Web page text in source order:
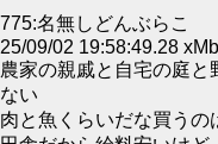
775:名無しどんぶらこ
25/09/02 19:58:49.28
農家の親戚と自宅の庭と
ない
肉と魚くらいだな買うの